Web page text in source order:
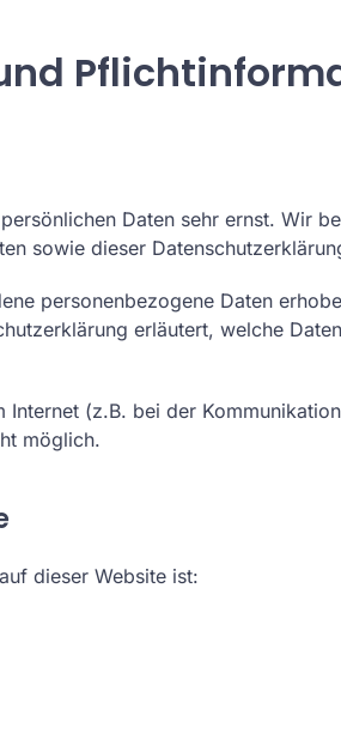
Daten sehr ernst. Wir
sowie dieser
personenbezogene Daten
erläutert, welche
(z.B. bei der
möglich.
dieser Website ist: